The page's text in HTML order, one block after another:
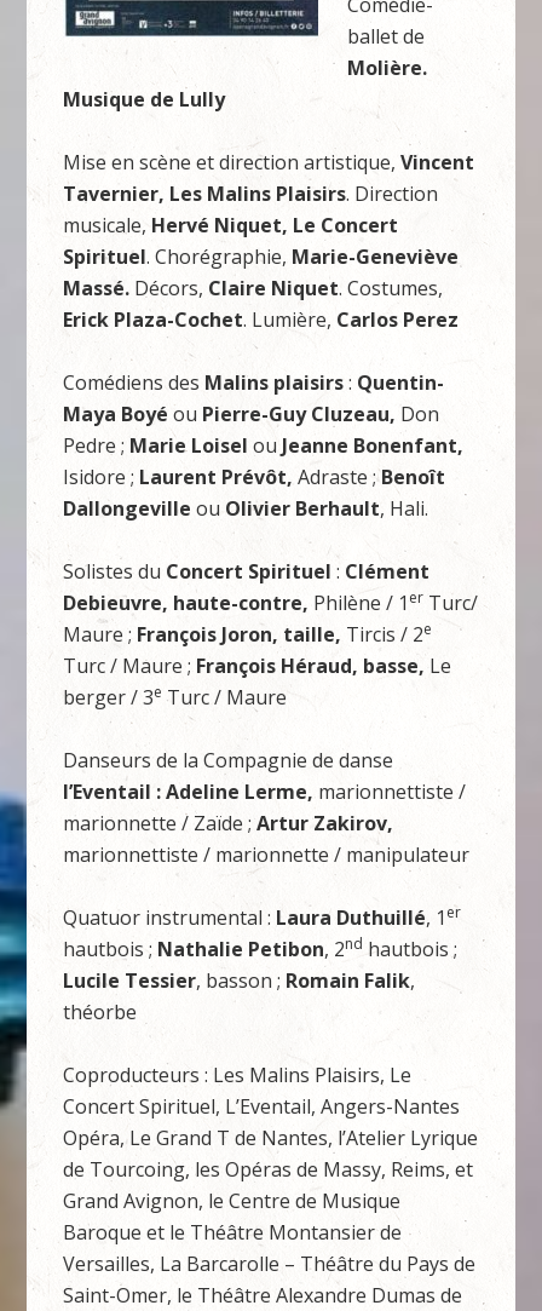
ballet de
Molière.
Musique de Lully
Mise en scène et direction artistique,Vincent
Tavernier, Les Malins Plaisirs. Direction
musicale, Hervé Niquet, Le Concert
Spirituel. Chorégraphie, Marie-Geneviève
Massé. Décors, Claire Niquet. Costumes,
Erick Plaza-Cochet. Lumière, Carlos Perez
Comédiens des Malins plaisirs: Quentin-
Maya Boyéou Pierre-Guy Cluzeau, Don
Pedre ; Marie Loiselou Jeanne Bonenfant,
Isidore ; Laurent Prévôt,Adraste ;Benoît
Dallongevilleou Olivier Berhault, Hali.
Solistes du Concert Spirituel : Clément
Debieuvre, haute-contre, Philène / 1 er Turc/
Maure ; François Joron, taille, Tircis / 2e
Turc / Maure ; François Héraud, basse, Le
berger / 3e Turc / Maure
Danseurs de la Compagnie de danse
l’Eventail : Adeline Lerme, marionnettiste /
marionnette / Zaïde ;Artur Zakirov,
marionnettiste / marionnette / manipulateur
Quatuor instrumental : Laura Duthuillé, 1 er
hautbois ; Nathalie Petibon, 2nd hautbois ;
Lucile Tessier, basson ; Romain Falik,
théorbe
Coproducteurs : Les Malins Plaisirs, Le
Concert Spirituel, L’Eventail, Angers-Nantes
Opéra, Le Grand T de Nantes, l’Atelier Lyrique
de Tourcoing, les Opéras de Massy, Reims, et
Grand Avignon, le Centre de Musique
Baroque et le Théâtre Montansier de
Versailles, La Barcarolle – Théâtre du Pays de
Saint-Omer, le Théâtre Alexandre Dumas de